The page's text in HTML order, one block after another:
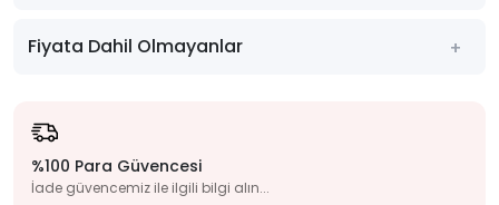
Fiyata Dahil Olmayanlar
%100 Para Güvencesi
İade güvencemiz ile ilgili bilgi alın...